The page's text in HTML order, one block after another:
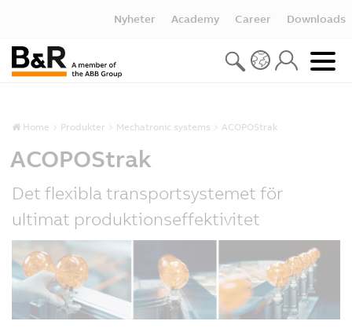
Nyheter Academy Career Downloads
Home Produkter Mechatronic systems ACOPOStrak
ACOPOStrak
Det flexibla transportsystemet för
ultimat produktionseffektivitet